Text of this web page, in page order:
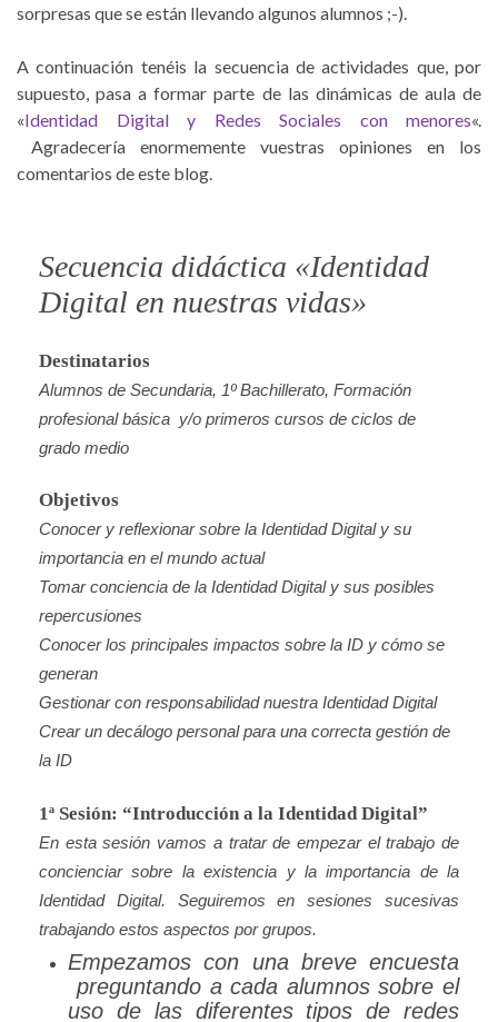
sorpresas que se están llevando algunos alumnos ;-).
A continuación tenéis la secuencia de actividades que, por
supuesto, pasa a formar parte de las dinámicas de aula de
«Identidad Digital y Redes Sociales con menores«.
Agradecería enormemente vuestras opiniones en los
comentarios de este blog.
Secuencia didáctica «Identidad
Digital en nuestras vidas»
Destinatarios
Alumnos de Secundaria, 1º Bachillerato, Formación
profesional básica y/o primeros cursos de ciclos de
grado medio
Objetivos
Conocer y reflexionar sobre la Identidad Digital y su
importancia en el mundo actual
Tomar conciencia de la Identidad Digital y sus posibles
repercusiones
Conocer los principales impactos sobre la ID y cómo se
generan
Gestionar con responsabilidad nuestra Identidad Digital
Crear un decálogo personal para una correcta gestión de
la ID
1ª Sesión: “Introducción a la Identidad Digital”
En esta sesión vamos a tratar de empezar el trabajo de
concienciar sobre la existencia y la importancia de la
Identidad Digital. Seguiremos en sesiones sucesivas
trabajando estos aspectos por grupos.
Empezamos con una breve encuesta
preguntando a cada alumnos sobre el
uso de las diferentes tipos de redes